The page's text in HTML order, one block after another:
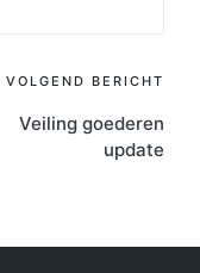
VOLGEND BERICHT
Veiling goederen
update